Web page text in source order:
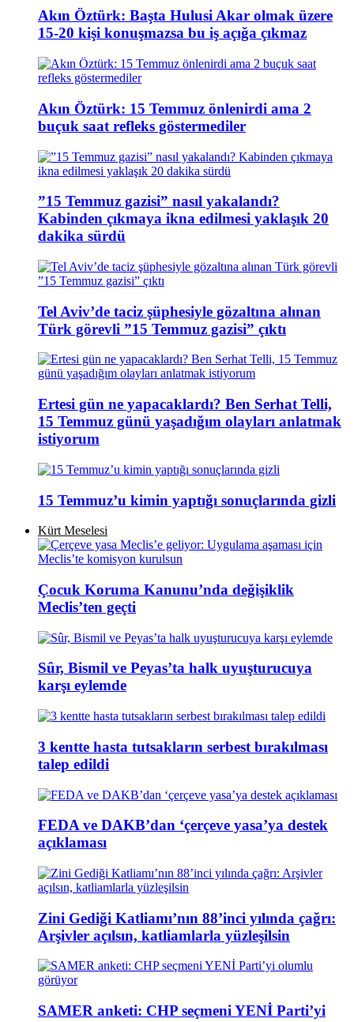
Akın Öztürk: Başta Hulusi Akar olmak üzere
15-20 kişi konuşmazsa bu iş açığa çıkmaz
Akın Öztürk: 15 Temmuz önlenirdi ama 2
buçuk saat refleks göstermediler
”15 Temmuz gazisi” nasıl yakalandı?
Kabinden çıkmaya ikna edilmesi yaklaşık 20
dakika sürdü
Tel Aviv’de taciz şüphesiyle gözaltına alınan
Türk görevli ”15 Temmuz gazisi” çıktı
Ertesi gün ne yapacaklardı? Ben Serhat Telli,
15 Temmuz günü yaşadığım olayları anlatmak
istiyorum
15 Temmuz’u kimin yaptığı sonuçlarında gizli
Kürt Meselesi
Çocuk Koruma Kanunu’nda değişiklik
Meclis’ten geçti
Sûr, Bismil ve Peyas’ta halk uyuşturucuya
karşı eylemde
3 kentte hasta tutsakların serbest bırakılması
talep edildi
FEDA ve DAKB’dan ‘çerçeve yasa’ya destek
açıklaması
Zini Gediği Katliamı’nın 88’inci yılında çağrı:
Arşivler açılsın, katliamlarla yüzleşilsin
SAMER anketi: CHP seçmeni YENİ Parti’yi